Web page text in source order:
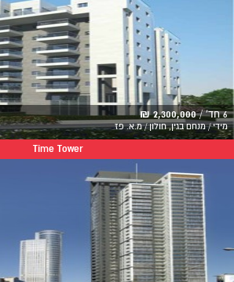
6 חד' / 2,300,000 ₪
מידי / מנחם בגין, חולון / מ.א. פז
Time Tower